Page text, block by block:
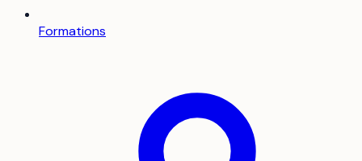
Formations